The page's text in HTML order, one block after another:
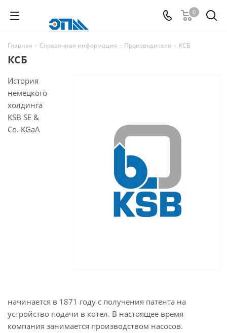
0
Главная - Справочная информация - Производители - КСБ
КСБ
История
немецкого
холдинга
KSB SE &
Co. KGaA
начинается в 1871 году с получения патента на
устройство подачи в котел. В настоящее время
компания занимается производством насосов.